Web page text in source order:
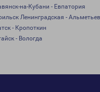
на-Кубани - Евпатория
Ленинградская -
- Кропоткин
- Вологда